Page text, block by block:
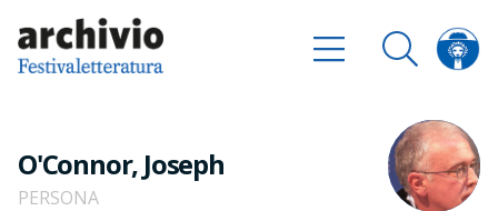
O'Connor, Joseph
PERSONA